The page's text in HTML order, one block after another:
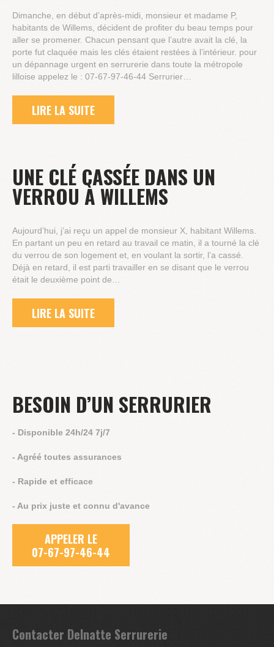
Dimanche, en début d’après-midi, monsieur et madame P,
habitants de Willems, décident de profiter du beau temps pour
aller se promener. Chacun pensant que l’autre avait la clé, la
porte fut claquée mais les clés étaient restées à l’intérieur. pour
un dépannage urgent en serrurerie dans toute la métropole
lilloise appelez le : 07-67-97-46-44 Serrurier…
LIRE LA SUITE
UNE CLÉ CASSÉE DANS UN
VERROU À WILLEMS
Aujourd’hui, j’ai reçu un appel de monsieur X, habitant Willems.
En partant un peu en retard au travail ce matin, il a tourné la clé
du verrou de son logement et, en voulant la sortir, l’a cassé.
Déjà en retard, il est parti travailler en se disant que le verrou
était le deuxième point de…
LIRE LA SUITE
BESOIN D’UN SERRURIER
- Disponible 24h/24 7j/7
- Agréé toutes assurances
- Rapide et efficace
- Au prix juste et connu d'avance
APPELER LE
07-67-97-46-44
Contacter Delnatte Serrurerie